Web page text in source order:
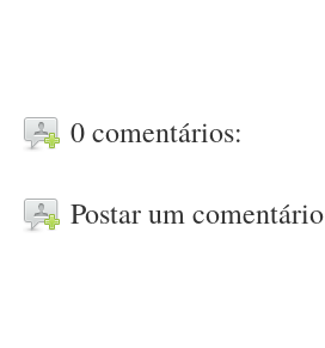
0 comentários:
Postar um comentário